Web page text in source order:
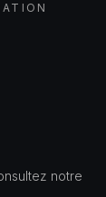
notre